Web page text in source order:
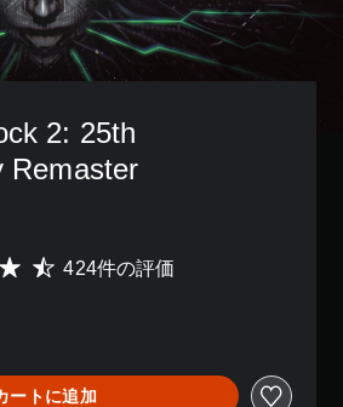
2: 25th
Remaster
424件の評価
ートに追加